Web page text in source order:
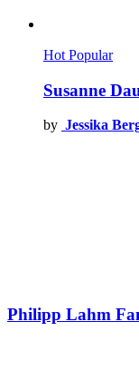
Hot Popular
Susanne
by Jessika
Philipp Lahm